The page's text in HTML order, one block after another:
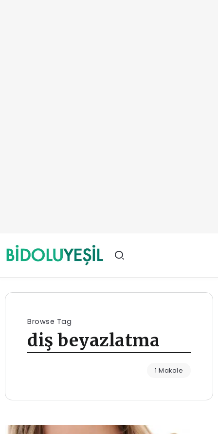
Browse Tag
diş beyazlatma
1 Makale